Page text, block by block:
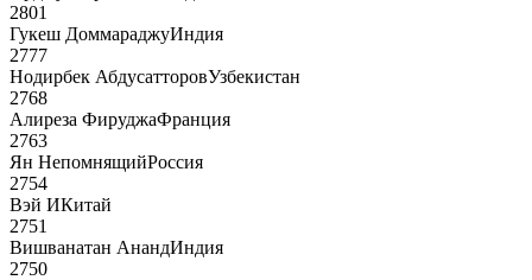
2801
Гукеш ДоммараджуИндия
2777
Нодирбек АбдусатторовУзбекистан
2768
Алиреза ФируджаФранция
2763
Ян НепомнящийРоссия
2754
Вэй ИКитай
2751
Вишванатан АнандИндия
2750